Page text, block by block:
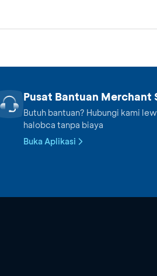
Pusat Bantuan Merchant
Butuh bantuan? Hubungi kami
halobca tanpa biaya
Buka Aplikasi